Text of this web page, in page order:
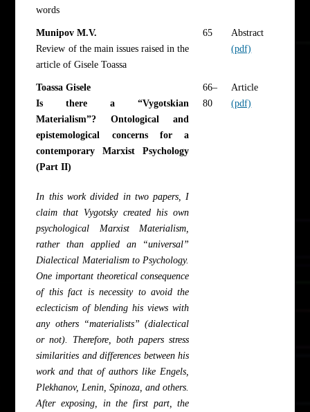
words
Munipov M.V.
Review of the main issues raised in the
article of Gisele Toassa
65
Abstract
(pdf)
Toassa Gisele
Is there a “Vygotskian
Materialism”? Ontological and
epistemological concerns for a
contemporary Marxist Psychology
(Part II)
In this work divided in two papers, I
claim that Vygotsky created his own
psychological Marxist Materialism,
rather than applied an “universal”
Dialectical Materialism to Psychology.
One important theoretical consequence
of this fact is necessity to avoid the
eclecticism of blending his views with
any others “materialists” (dialectical
or not). Therefore, both papers stress
similarities and differences between his
work and that of authors like Engels,
Plekhanov, Lenin, Spinoza, and others.
After exposing, in the first part, the
66–
80
Article
(pdf)